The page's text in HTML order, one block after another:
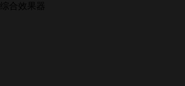
综合效果器